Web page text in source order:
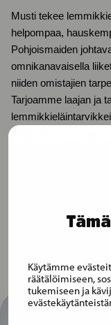
Käytämme
räätälöimiseen,
tukemiseen ja
Musti tekee
helpompaa,
Pohjoismaiden
omnikanavaisella
niiden omistajien
Tarjoamme laajan ja
Musti-konsernin